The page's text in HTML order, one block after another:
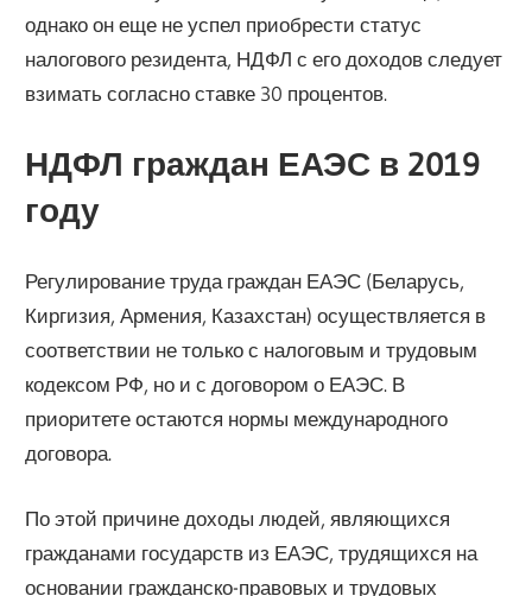
однако он еще не успел приобрести статус
налогового резидента, НДФЛ с его доходов следует
взимать согласно ставке 30 процентов.
НДФЛ граждан ЕАЭС в 2019
году
Регулирование труда граждан ЕАЭС (Беларусь,
Киргизия, Армения, Казахстан) осуществляется в
соответствии не только с налоговым и трудовым
кодексом РФ, но и с договором о ЕАЭС. В
приоритете остаются нормы международного
договора.
По этой причине доходы людей, являющихся
гражданами государств из ЕАЭС, трудящихся на
основании гражданско-правовых и трудовых